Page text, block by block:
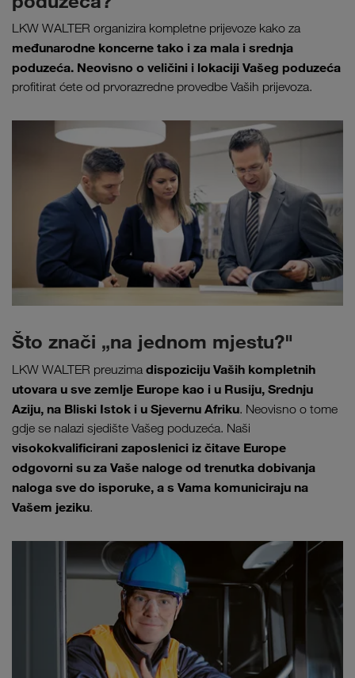
LKW WALTER organizira kompletne prijevoze kako za
međunarodne koncerne tako i za mala i srednja
poduzeća. Neovisno o veličini i lokaciji Vašeg poduzeća
profitirat ćete od prvorazredne provedbe Vaših prijevoza.
Što znači „na jednom mjestu?"
LKW WALTER preuzima dispoziciju Vaših kompletnih
utovara u sve zemlje Europe kao i u Rusiju, Srednju
Aziju, na Bliski Istok i u Sjevernu Afriku. Neovisno o tome
gdje se nalazi sjedište Vašeg poduzeća. Naši
visokokvalificirani zaposlenici iz čitave Europe
odgovorni su za Vaše naloge od trenutka dobivanja
naloga sve do isporuke, a s Vama komuniciraju na
Vašem jeziku.